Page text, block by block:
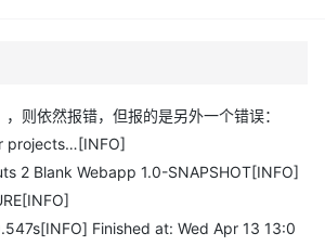
则依然报错，但报的是另外一个错误：
projects…[INFO]
2 Blank Webapp 1.0-SNAPSHOT[INFO]
Finished at: Wed Apr 13 13:0